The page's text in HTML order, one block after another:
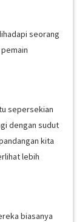
seorang
sepersekian
dengan sudut
kita
lebih
biasanya